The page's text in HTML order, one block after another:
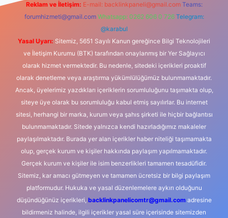
Reklam ve İletişim: E-mail: backlinkpaneli@gmail.com Teams:
forumhizmeti@gmail.com Whatsapp: 0262 606 0 726 Telegram:
@karabul
Yasal Uyarı: Sitemiz, 5651 Sayılı Kanun gereğince Bilgi Teknolojileri
ve İletişim Kurumu (BTK) tarafından onaylanmış bir Yer Sağlayıcı
olarak hizmet vermektedir. Bu nedenle, sitedeki içerikleri proaktif
olarak denetleme veya araştırma yükümlülüğümüz bulunmamaktadır.
Ancak, üyelerimiz yazdıkları içeriklerin sorumluluğunu taşımakta olup,
siteye üye olarak bu sorumluluğu kabul etmiş sayılırlar. Bu internet
sitesi, herhangi bir marka, kurum veya şahıs şirketi ile hiçbir bağlantısı
bulunmamaktadır. Sitede yalnızca kendi hazırladığımız makaleler
paylaşılmaktadır. Burada yer alan içerikler haber niteliği taşımamakta
olup, gerçek kurum ve kişiler hakkında paylaşım yapılmamaktadır.
Gerçek kurum ve kişiler ile isim benzerlikleri tamamen tesadüfidir.
Sitemiz, kar amacı gütmeyen ve tamamen ücretsiz bir bilgi paylaşım
platformudur. Hukuka ve yasal düzenlemelere aykırı olduğunu
düşündüğünüz içerikleri, backlinkpanelicomtr@gmail.comadresine
bildirmeniz halinde, ilgili içerikler yasal süre içerisinde sitemizden